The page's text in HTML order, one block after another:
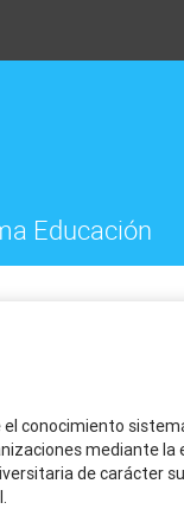
Educación
conocimiento
mediante
de carácter